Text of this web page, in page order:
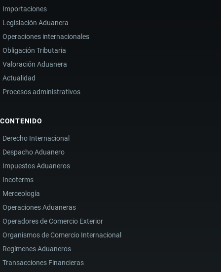
Importaciones
Legislación Aduanera
Operaciones internacionales
Obligación Tributaria
Valoración Aduanera
Actualidad
Procesos administrativos
CONTENIDO
Derecho Internacional
Despacho Aduanero
Impuestos Aduaneros
Incoterms
Merceología
Operaciones Aduaneras
Operadores de Comercio Exterior
Organismos de Comercio Internacional
Regímenes Aduaneros
Transacciones Financieras